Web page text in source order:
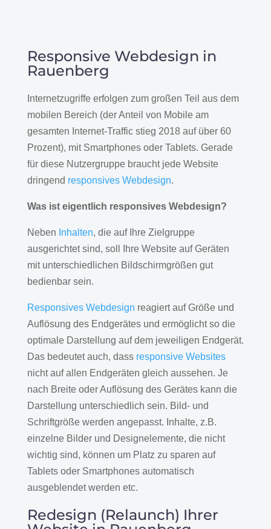
Responsive Webdesign in
Rauenberg
Internetzugriffe erfolgen zum großen Teil aus dem
mobilen Bereich (der Anteil von Mobile am
gesamten Internet-Traffic stieg 2018 auf über 60
Prozent), mit Smartphones oder Tablets. Gerade
für diese Nutzergruppe braucht jede Website
dringend responsives Webdesign.
Was ist eigentlich responsives Webdesign?
Neben Inhalten, die auf Ihre Zielgruppe
ausgerichtet sind, soll Ihre Website auf Geräten
mit unterschiedlichen Bildschirmgrößen gut
bedienbar sein.
Responsives Webdesign reagiert auf Größe und
Auflösung des Endgerätes und ermöglicht so die
optimale Darstellung auf dem jeweiligen Endgerät.
Das bedeutet auch, dass responsive Websites
nicht auf allen Endgeräten gleich aussehen. Je
nach Breite oder Auflösung des Gerätes kann die
Darstellung unterschiedlich sein. Bild- und
Schriftgröße werden angepasst. Inhalte, z.B.
einzelne Bilder und Designelemente, die nicht
wichtig sind, können um Platz zu sparen auf
Tablets oder Smartphones automatisch
ausgeblendet werden etc.
Redesign (Relaunch) Ihrer